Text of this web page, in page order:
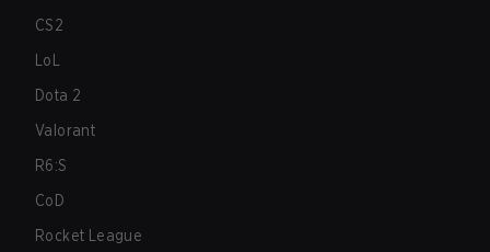
CS2
LoL
Dota 2
Valorant
R6:S
CoD
Rocket League